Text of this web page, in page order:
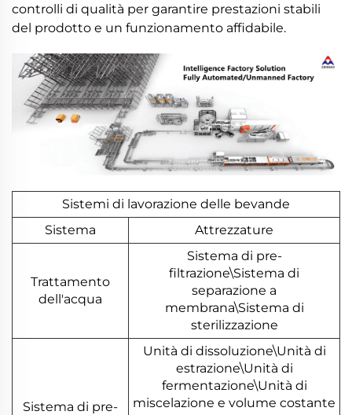
controlli di qualità per garantire prestazioni stabili
del prodotto e un funzionamento affidabile.
Sistemi di lavorazione delle bevande
Sistema
Attrezzature
Trattamento
dell'acqua
Sistema di pre-
filtrazione\Sistema di
separazione a
membrana\Sistema di
sterilizzazione
Sistema di pre-
Unità di dissoluzione\Unità di
estrazione\Unità di
fermentazione\Unità di
miscelazione e volume costante